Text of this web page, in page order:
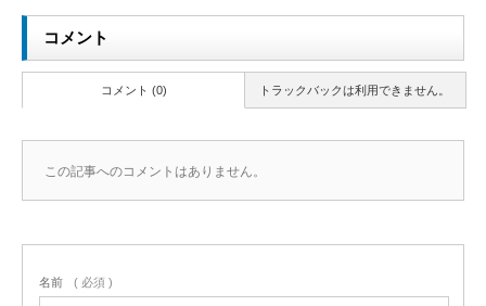
コメント
トラックバックは利用できません。
コメント (0)
この記事へのコメントはありません。
名前 ( 必須 )